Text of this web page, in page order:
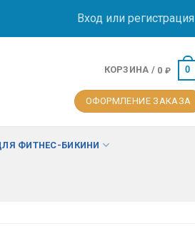
Вход или регистрация
КОРЗИНА / 0 ₽ 0
ОФОРМЛЕНИЕ ЗАКАЗА
ФИТНЕС-БИКИНИ